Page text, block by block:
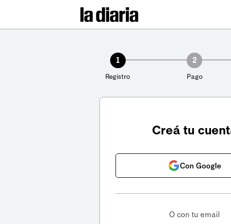
1
Registro
2
Pago
Creá tu
Con Google
O con tu email